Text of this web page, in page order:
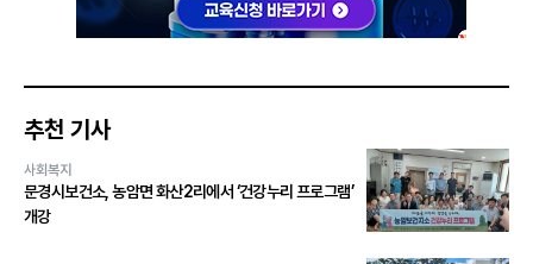
추천 기사
사회복지
문경시보건소, 농암면 화산2리에서 ‘건강누리 프로그램’
개강